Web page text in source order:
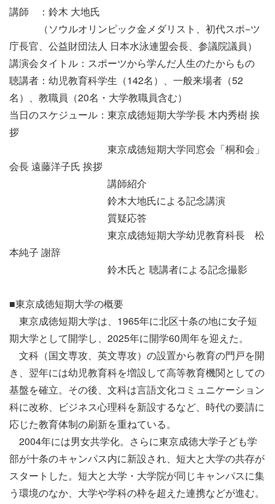
講師 ：鈴木 大地氏
（ソウルオリンピック金メダリスト、初代スポ−ツ
庁長官、公益財団法人 日本水泳連盟会長、参議院議員）
講演会タイトル：スポーツから学んだ人生のたからもの
聴講者：幼児教育科学生（142名）、一般来場者（52
名）、教職員（20名・大学教職員含む）
当日のスケジュール：東京成徳短期大学学長 木内秀樹 挨
拶
東京成徳短期大学同窓会「桐和会」
会長 遠藤洋子氏 挨拶
講師紹介
鈴木大地氏による記念講演
質疑応答
東京成徳短期大学幼児教育科長 松
本純子 謝辞
鈴木氏と 聴講者による記念撮影
■東京成徳短期大学の概要
東京成徳短期大学は、1965年に北区十条の地に女子短
期大学として開学し、2025年に開学60周年を迎えた。
文科（国文専攻、英文専攻）の設置から教育の門戸を開
き、翌年には幼児教育科を増設して高等教育機関としての
基盤を確立。その後、文科は言語文化コミュニケーション
科に改称、ビジネス心理科を新設するなど、時代の要請に
応じた教育体制の刷新を重ねている。
2004年には男女共学化。さらに東京成徳大学子ども学
部が十条のキャンパス内に新設され、短大と大学の共存が
スタートした。短大と大学・大学院が同じキャンパスに集
う環境のなか、大学や学科の枠を超えた連携などが進む。